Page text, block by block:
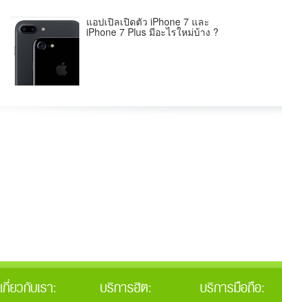
แอปเปิลเปิดตัว iPhone 7 และ
iPhone 7 Plus มีอะไรใหม่บ้าง ?
เกี่ยวกับเรา: บริการฮิต: บริการมือถือ: